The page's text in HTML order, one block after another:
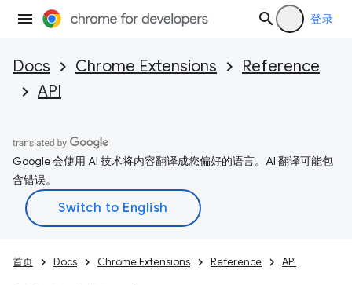
登录
Docs Chrome Extensions
Reference
API
Google 会使用 AI 技术将内容翻译成您偏好的语言。AI 翻译可能包
含错误。
首页 Docs Chrome Extensions Reference API